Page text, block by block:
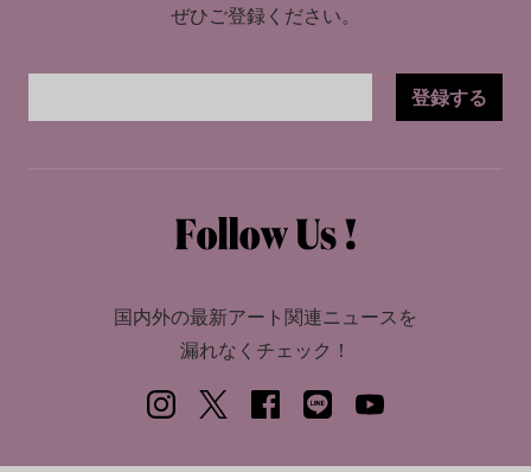
ぜひご登録ください。
登録する
国内外の最新アート関連ニュースを
漏れなくチェック！